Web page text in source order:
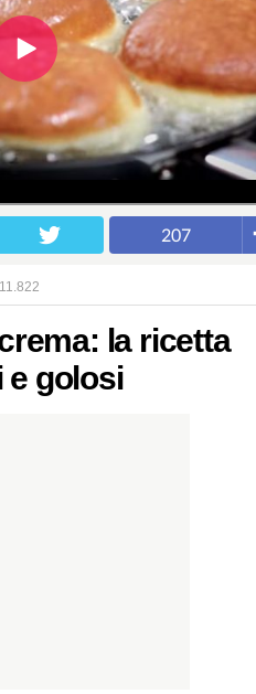
207
11.822
la ricetta
e golosi